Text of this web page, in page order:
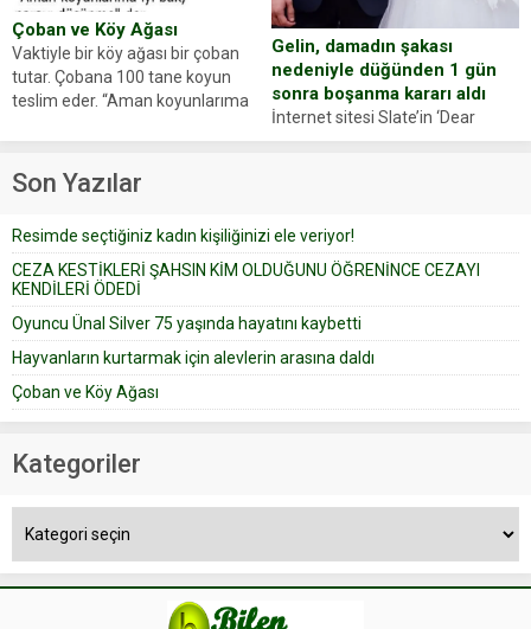
Çoban ve Köy Ağası
Vaktiyle bir köy ağası bir çoban
tutar. Çobana 100 tane koyun
teslim eder. “Aman koyunlarıma
Çoban koyunları alır gider. Aylar...
Gelin, damadın şakası
nedeniyle düğünden 1 gün
sonra boşanma kararı aldı
İnternet sitesi Slate’in ‘Dear
Prudence’ isimli tavsiye köşesine
yapıştırdığı için düğünden...
Son Yazılar
Resimde seçtiğiniz kadın kişiliğinizi ele veriyor!
CEZA KESTİKLERİ ŞAHSIN KİM OLDUĞUNU ÖĞRENİNCE CEZAYI
KENDİLERİ ÖDEDİ
Oyuncu Ünal Silver 75 yaşında hayatını kaybetti
Hayvanların kurtarmak için alevlerin arasına daldı
Çoban ve Köy Ağası
Kategoriler